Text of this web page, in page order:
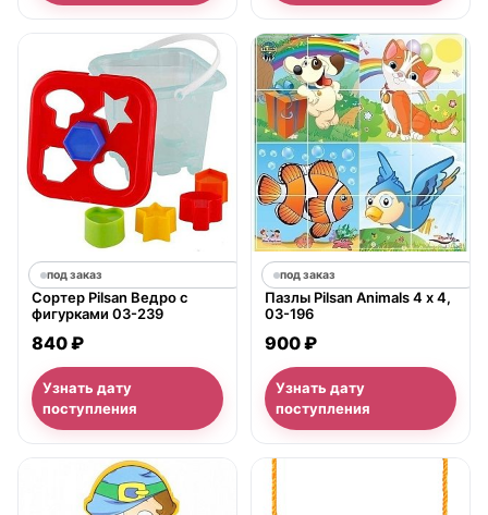
под заказ
Сортер Pilsan Ведро с
фигурками 03-239
840 ₽
Узнать дату
поступления
под заказ
Пазлы Pilsan Animals 4 х 4,
03-196
900 ₽
Узнать дату
поступления